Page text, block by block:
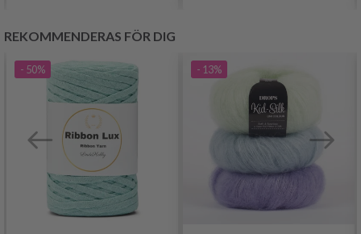
REKOMMENDERAS FÖR DIG
- 50% - 13%